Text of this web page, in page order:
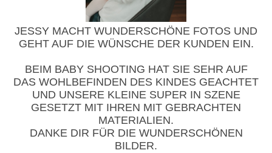
JESSY MACHT WUNDERSCHÖNE FOTOS UND
GEHT AUF DIE WÜNSCHE DER KUNDEN EIN.
BEIM BABY SHOOTING HAT SIE SEHR AUF
DAS WOHLBEFINDEN DES KINDES GEACHTET
UND UNSERE KLEINE SUPER IN SZENE
GESETZT MIT IHREN MIT GEBRACHTEN
MATERIALIEN.
DANKE DIR FÜR DIE WUNDERSCHÖNEN
BILDER.